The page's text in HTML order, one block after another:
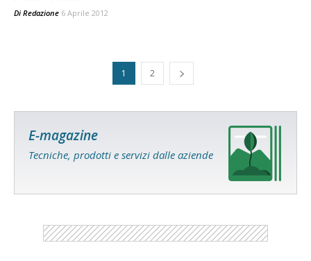
Di Redazione 6 Aprile 2012
1 2
E-magazine
Tecniche, prodotti e servizi dalle aziende